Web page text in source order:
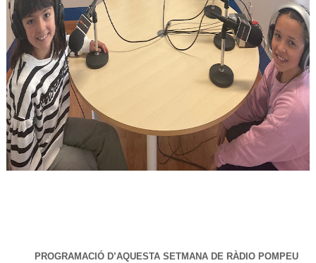
PROGRAMACIÓ D’AQUESTA SETMANA DE RÀDIO POMPEU